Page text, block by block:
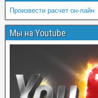
Произвести расчет он-лайн
Мы на Youtube